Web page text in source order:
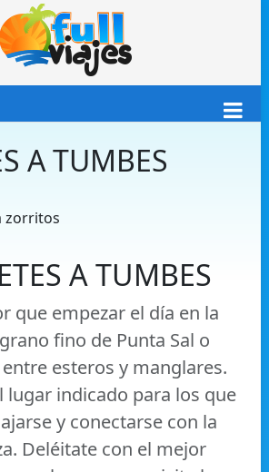
A TUMBES
zorritos
A TUMBES
que empezar el día en la
fino de Punta Sal o
esteros y manglares.
lugar indicado para los que
y conectarse con la
Deléitate con el mejor